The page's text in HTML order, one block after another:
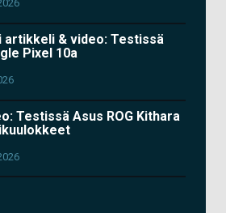
artikkeli & video: Testissä
Pixel 10a
Testissä Asus ROG Kithara